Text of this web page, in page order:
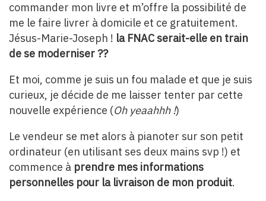
commander mon livre et m’offre la possibilité de
me le faire livrer à domicile et ce gratuitement.
Jésus-Marie-Joseph ! la FNAC serait-elle en train
de se moderniser ??
Et moi, comme je suis un fou malade et que je suis
curieux, je décide de me laisser tenter par cette
nouvelle expérience (Oh yeaahhh !)
Le vendeur se met alors à pianoter sur son petit
ordinateur (en utilisant ses deux mains svp !) et
commence à prendre mes informations
personnelles pour la livraison de mon produit.